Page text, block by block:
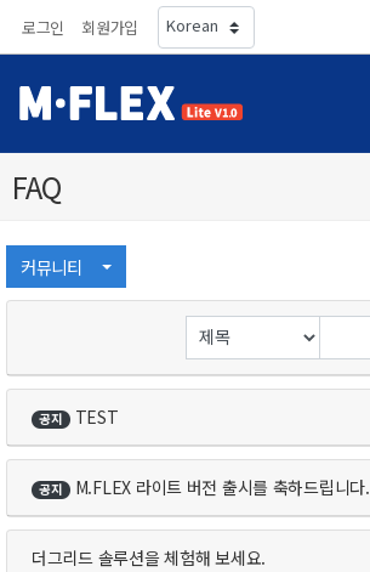
로그인 회원가입
FAQ
커뮤니티
공지 TEST
공지 M.FLEX라이트버전출시를축하드립니다.
더그리드솔루션을체험해보세요.